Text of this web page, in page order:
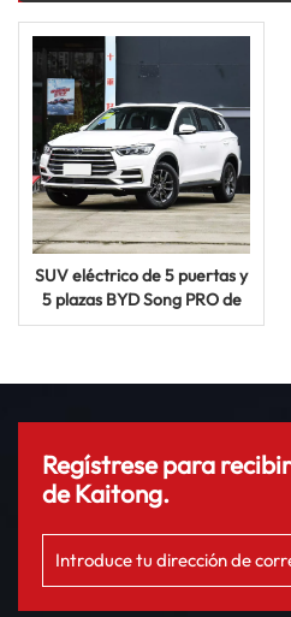
SUV eléctrico de 5 puertas y
5 plazas BYD Song PRO de
nueva energía a precio de
Regístrese para
de Kaitong.